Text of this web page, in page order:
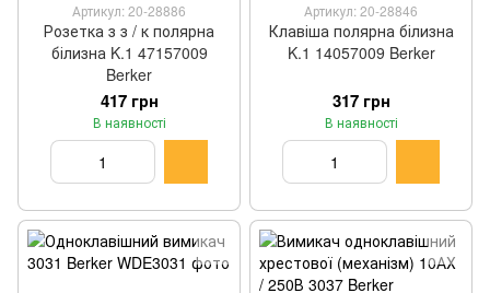
Артикул: 20-28886
Розетка з з / к полярна
білизна K.1 47157009
Berker
417 грн
В наявності
Артикул: 20-28846
Клавіша полярна білизна
K.1 14057009 Berker
317 грн
В наявності